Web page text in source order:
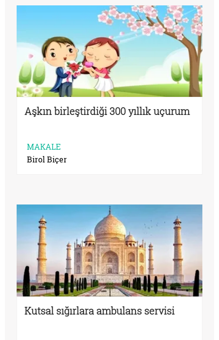
Aşkın birleştirdiği 300 yıllık uçurum
MAKALE
Birol Biçer
Kutsal sığırlara ambulans servisi